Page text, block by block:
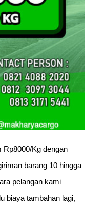
Rp8000/Kg dengan
barang 10 hingga
pelangan kami
biaya tambahan lagi,